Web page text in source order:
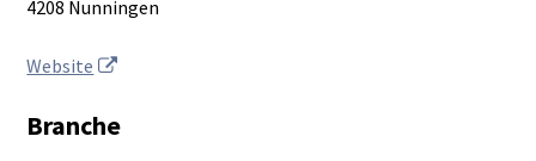
4208 Nunningen
Website
Branche